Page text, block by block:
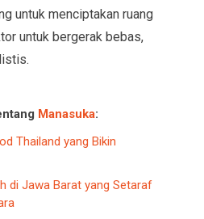
untuk menciptakan ruang
untuk bergerak bebas,
Manasuka:
Thailand yang Bikin
di Jawa Barat yang Setaraf